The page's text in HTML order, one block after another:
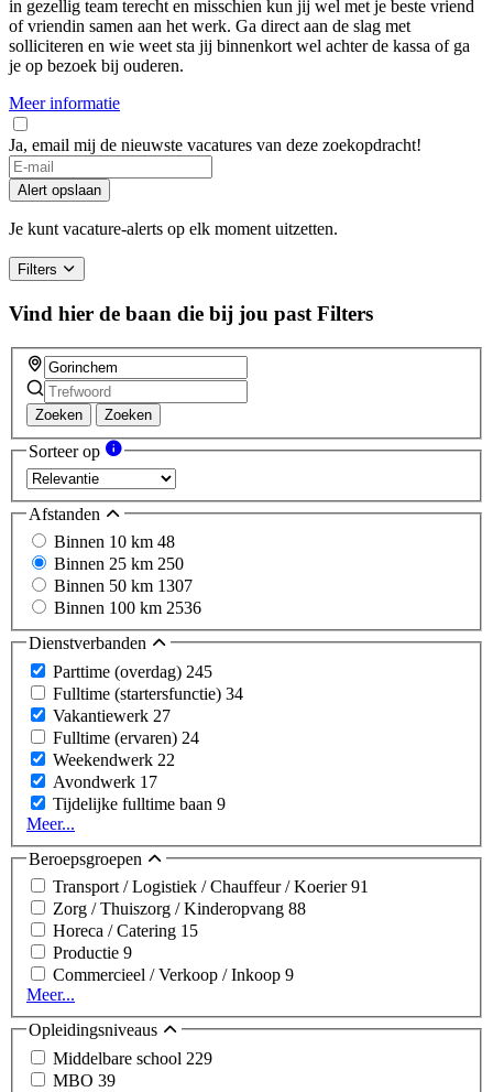
in gezellig team terecht en misschien kun jij wel met je beste vriend
of vriendin samen aan het werk. Ga direct aan de slag met
solliciteren en wie weet sta jij binnenkort wel achter de kassa of ga
je op bezoek bij ouderen.
Meer informatie
Ja, email mij de nieuwste vacatures van deze zoekopdracht!
If
you
are
a
ignore
this
field
Alert opslaan
Je kunt vacature-alerts op elk moment uitzetten.
Filters
Vind hier de baan die bij jou past Filters
Zoeken Zoeken
Sorteer op
Afstanden
Binnen 10 km 48
Binnen 25 km 250
Binnen 50 km 1307
Binnen 100 km 2536
Dienstverbanden
Parttime (overdag) 245
Fulltime (startersfunctie) 34
Vakantiewerk 27
Fulltime (ervaren) 24
Weekendwerk 22
Avondwerk 17
Tijdelijke fulltime baan 9
Meer...
Beroepsgroepen
Transport / Logistiek / Chauffeur / Koerier91
Zorg / Thuiszorg / Kinderopvang 88
Horeca / Catering 15
Productie 9
Commercieel / Verkoop / Inkoop 9
Meer...
Opleidingsniveaus
Middelbare school 229
MBO 39